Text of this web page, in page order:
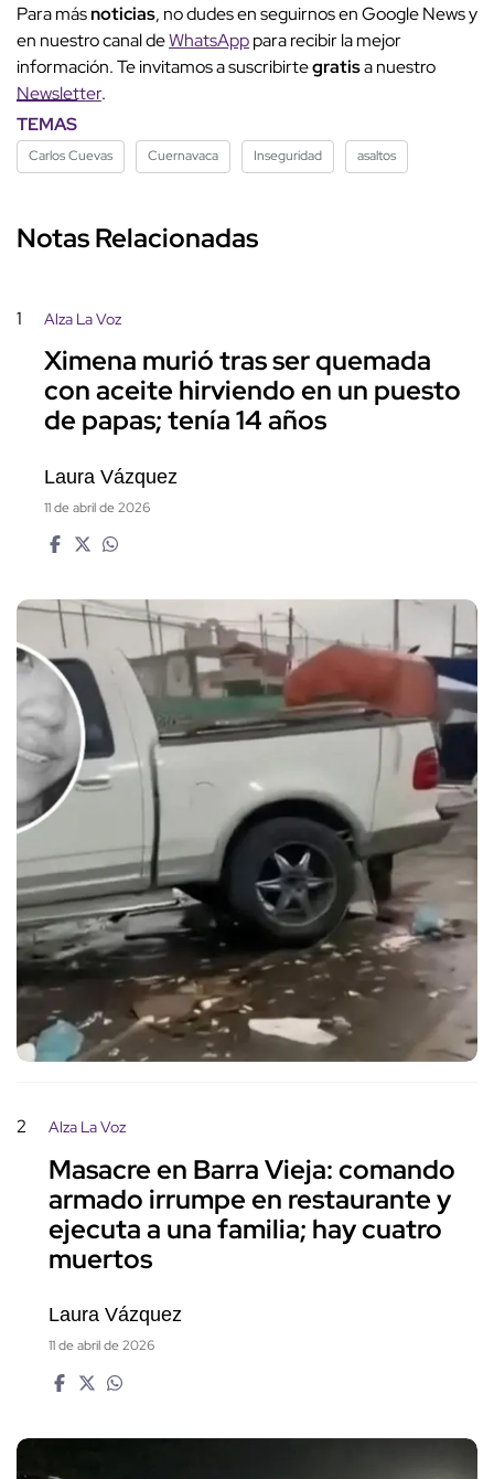
Para másnoticias, no dudes en seguirnos en Google News y
en nuestro canal deWhatsApppara recibir la mejor
información. Te invitamos a suscribirtegratisa nuestro
Newsletter.
TEMAS
Carlos Cuevas Cuernavaca Inseguridad asaltos
Notas Relacionadas
1 Alza La Voz
Ximena murió tras ser quemada
con aceite hirviendo en un puesto
de papas; tenía 14 años
Laura Vázquez
11 de abril de 2026
2 Alza La Voz
Masacre en Barra Vieja: comando
armado irrumpe en restaurante y
ejecuta a una familia; hay cuatro
muertos
Laura Vázquez
11 de abril de 2026